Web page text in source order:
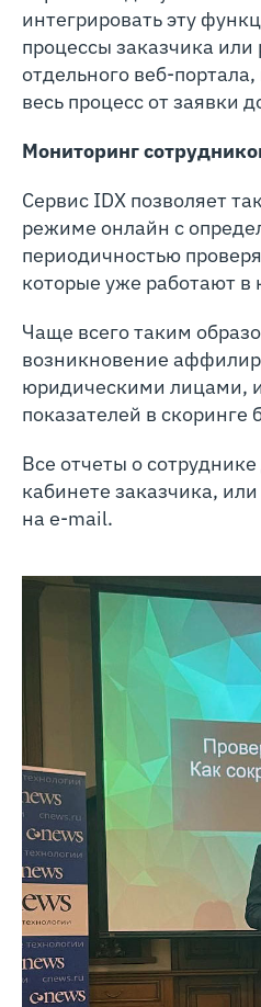
интегрировать эту
процессы заказчика или
отдельного веб-
весь процесс от заявки
Мониторинг
Сервис IDX позволяет
режиме онлайн с
периодичностью
которые уже работают в
Чаще всего таким
возникновение
юридическими лицами,
показателей в скоринге
Все отчеты о
кабинете заказчика,
на e-mail.